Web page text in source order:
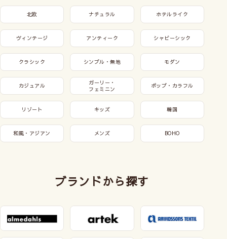
北欧 ナチュラル ホテルライク
ヴィンテージ アンティーク シャビーシック
クラシック シンプル・無地 モダン
カジュアル
ガーリー・
フェミニン
ポップ・カラフル
リゾート キッズ 韓国
和風・アジアン メンズ BOHO
ブランドから探す